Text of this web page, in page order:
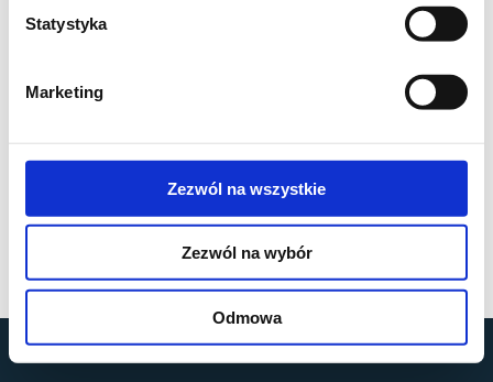
Statystyka
Marketing
Zezwól na wszystkie
Zezwól na wybór
Odmowa
byMOBILUS MOTOR© All rights reserved